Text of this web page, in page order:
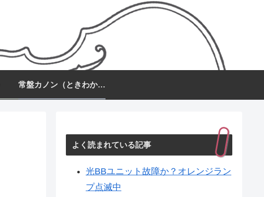
常盤カノン（ときわかのん）
よく読まれている記事
光BBユニット故障か？オレンジラン
プ点滅中